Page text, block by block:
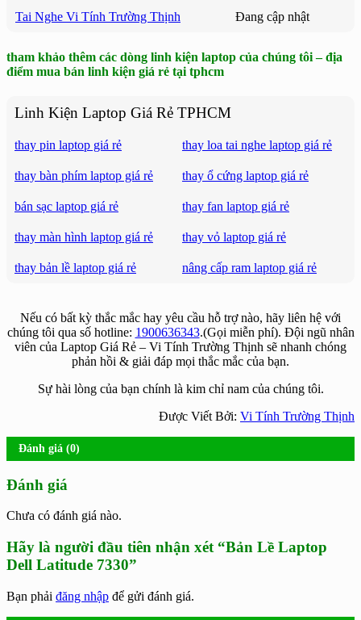
Tai Nghe Vi Tính Trường Thịnh Đang cập nhật
tham khảo thêm các dòng linh kiện laptop của chúng tôi – địa
điểm mua bán linh kiện giá rẻ tại tphcm
Linh Kiện Laptop Giá Rẻ TPHCM
thay pin laptop giá rẻ thay loa tai nghe laptop giá rẻ
thay bàn phím laptop giá rẻ thay ổ cứng laptop giá rẻ
bán sạc laptop giá rẻ thay fan laptop giá rẻ
thay màn hình laptop giá rẻ thay vỏ laptop giá rẻ
thay bản lề laptop giá rẻ nâng cấp ram laptop giá rẻ
Nếu có bất kỳ thắc mắc hay yêu cầu hỗ trợ nào, hãy liên hệ với
chúng tôi qua số hotline: 1900636343.(Gọi miễn phí). Đội ngũ nhân
viên của Laptop Giá Rẻ – Vi Tính Trường Thịnh sẽ nhanh chóng
phản hồi & giải đáp mọi thắc mắc của bạn.
Sự hài lòng của bạn chính là kim chỉ nam của chúng tôi.
Được Viết Bởi: Vi Tính Trường Thịnh
Đánh giá (0)
Đánh giá
Chưa có đánh giá nào.
Hãy là người đầu tiên nhận xét “Bản Lề Laptop
Dell Latitude 7330”
Bạn phải đăng nhập để gửi đánh giá.